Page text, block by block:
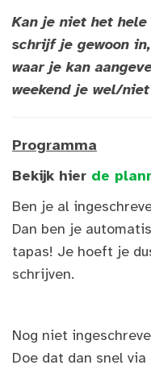
Kan je niet het hele
schrijf je gewoon
waar je kan
weekend je wel/
Programma
Bekijk hier de
Ben je al
Dan ben je
tapas! Je hoeft je
schrijven.
Nog niet
Doe dat dan snel